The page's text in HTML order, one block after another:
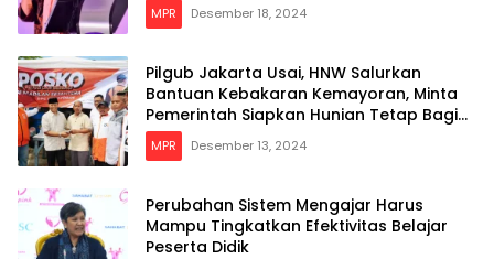
MPR Desember 18, 2024
Pilgub Jakarta Usai, HNW Salurkan
Bantuan Kebakaran Kemayoran, Minta
Pemerintah Siapkan Hunian Tetap Bagi
Para Korban
MPR Desember 13, 2024
Perubahan Sistem Mengajar Harus
Mampu Tingkatkan Efektivitas Belajar
Peserta Didik